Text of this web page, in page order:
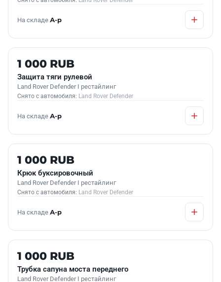
На складе А-р
Б/У В НАЛИЧИИ
1 000 RUB
Защита тяги рулевой
Land Rover Defender I рестайлинг
Снято с автомобиля: Land Rover Defender
На складе А-р
Б/У В НАЛИЧИИ
1 000 RUB
Крюк буксировочный
Land Rover Defender I рестайлинг
Снято с автомобиля: Land Rover Defender
На складе А-р
Б/У В НАЛИЧИИ
1 000 RUB
Трубка сапуна моста переднего
Land Rover Defender I рестайлинг